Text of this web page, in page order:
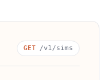
GET /v1/sims